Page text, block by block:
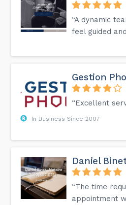
“A dynamic
feel guided
Gestion
“Excellent
In Business Since 2007
Daniel
“The time
appointment